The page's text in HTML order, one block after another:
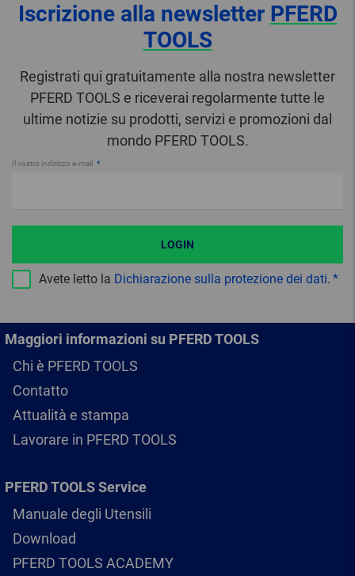
Iscrizione alla newsletter PFERD
TOOLS
Registrati qui gratuitamente alla nostra newsletter
PFERD TOOLS e riceverai regolarmente tutte le
ultime notizie su prodotti, servizi e promozioni dal
mondo PFERD TOOLS.
Il vostro indirizzo e-mail
Avete letto la Dichiarazione sulla protezione dei dati.
LOGIN
Maggiori informazioni su PFERD TOOLS
Chi è PFERD TOOLS
Contatto
Attualità e stampa
Lavorare in PFERD TOOLS
PFERD TOOLS Service
Manuale degli Utensili
Download
PFERD TOOLS ACADEMY